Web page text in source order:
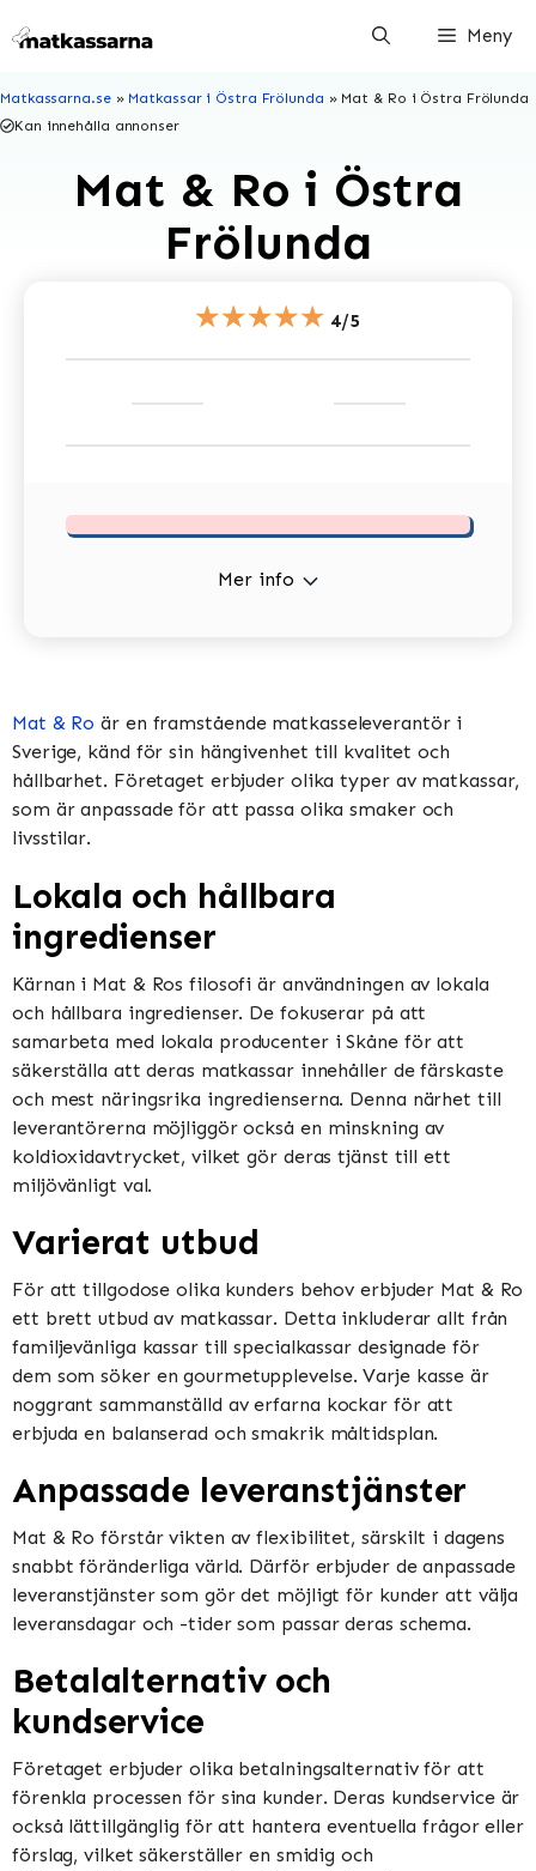
till
Meny
Matkassarna.se» Matkassar i Östra Frölunda » Mat & Ro i Östra Frölunda
Kan innehålla annonser
Mat & Ro i Östra
Frölunda
★★★★★ 4/5
Mer info
Mat & Ro är en framstående matkasseleverantör i
Sverige, känd för sin hängivenhet till kvalitet och
hållbarhet. Företaget erbjuder olika typer av matkassar,
som är anpassade för att passa olika smaker och
livsstilar.
Lokala och hållbara
ingredienser
Kärnan i Mat & Ros filosofi är användningen av lokala
och hållbara ingredienser. De fokuserar på att
samarbeta med lokala producenter i Skåne för att
säkerställa att deras matkassar innehåller de färskaste
och mest näringsrika ingredienserna. Denna närhet till
leverantörerna möjliggör också en minskning av
koldioxidavtrycket, vilket gör deras tjänst till ett
miljövänligt val.
Varierat utbud
För att tillgodose olika kunders behov erbjuder Mat & Ro
ett brett utbud av matkassar. Detta inkluderar allt från
familjevänliga kassar till specialkassar designade för
dem som söker en gourmetupplevelse. Varje kasse är
noggrant sammanställd av erfarna kockar för att
erbjuda en balanserad och smakrik måltidsplan.
Anpassade leveranstjänster
Mat & Ro förstår vikten av flexibilitet, särskilt i dagens
snabbt föränderliga värld. Därför erbjuder de anpassade
leveranstjänster som gör det möjligt för kunder att välja
leveransdagar och -tider som passar deras schema.
Betalalternativ och
kundservice
Företaget erbjuder olika betalningsalternativ för att
förenkla processen för sina kunder. Deras kundservice är
också lättillgänglig för att hantera eventuella frågor eller
förslag, vilket säkerställer en smidig och